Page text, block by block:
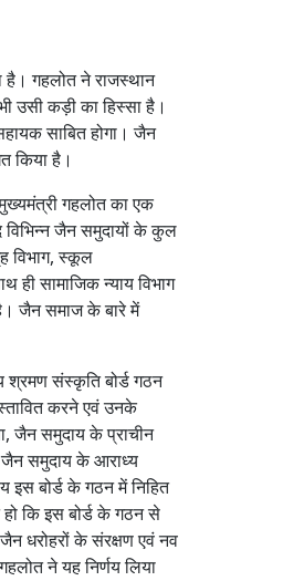
है। गहलोत ने राजस्थान
उसी कड़ी का हिस्सा है।
साबित होगा। जैन
किया है।
गहलोत का एक
विभिन्न जैन समुदायों के कुल
विभाग, स्कूल
ही सामाजिक न्याय विभाग
जैन समाज के बारे में
श्रमण संस्कृति बोर्ड गठन
करने एवं उनके
जैन समुदाय के प्राचीन
जैन समुदाय के आराध्य
इस बोर्ड के गठन में निहित
कि इस बोर्ड के गठन से
धरोहरों के संरक्षण एवं नव
ने यह निर्णय लिया